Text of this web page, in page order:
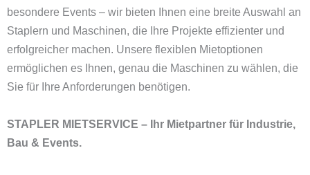
besondere Events – wir bieten Ihnen eine breite Auswahl an
Staplern und Maschinen, die Ihre Projekte effizienter und
erfolgreicher machen. Unsere flexiblen Mietoptionen
ermöglichen es Ihnen, genau die Maschinen zu wählen, die
Sie für Ihre Anforderungen benötigen.
STAPLER MIETSERVICE – Ihr Mietpartner für Industrie,
Bau & Events.